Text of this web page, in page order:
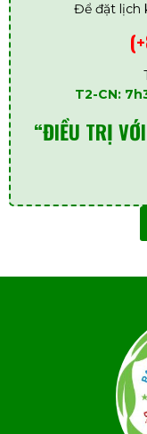
Để đặt lịch
T2-CN:
“ĐIỀU TRỊ